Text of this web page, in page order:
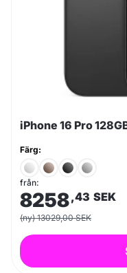
iPhone 16 Pro
Färg:
från:
8258,43 SEK
(ny) 13029,00 SEK